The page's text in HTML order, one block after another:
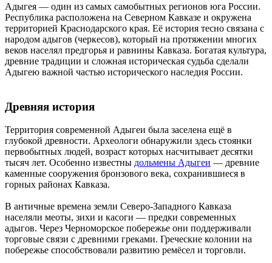
Адыгея — один из самых самобытных регионов юга России.
Республика расположена на Северном Кавказе и окружена
территорией Краснодарского края. Её история тесно связана с
народом адыгов (черкесов), который на протяжении многих
веков населял предгорья и равнины Кавказа. Богатая культура,
древние традиции и сложная историческая судьба сделали
Адыгею важной частью исторического наследия России.
Древняя история
Территория современной Адыгеи была заселена ещё в
глубокой древности. Археологи обнаружили здесь стоянки
первобытных людей, возраст которых насчитывает десятки
тысяч лет. Особенно известны дольмены Адыгеи — древние
каменные сооружения бронзового века, сохранившиеся в
горных районах Кавказа.
В античные времена земли Северо-Западного Кавказа
населяли меоты, зихи и касоги — предки современных
адыгов. Через Черноморское побережье они поддерживали
торговые связи с древними греками. Греческие колонии на
побережье способствовали развитию ремёсел и торговли.